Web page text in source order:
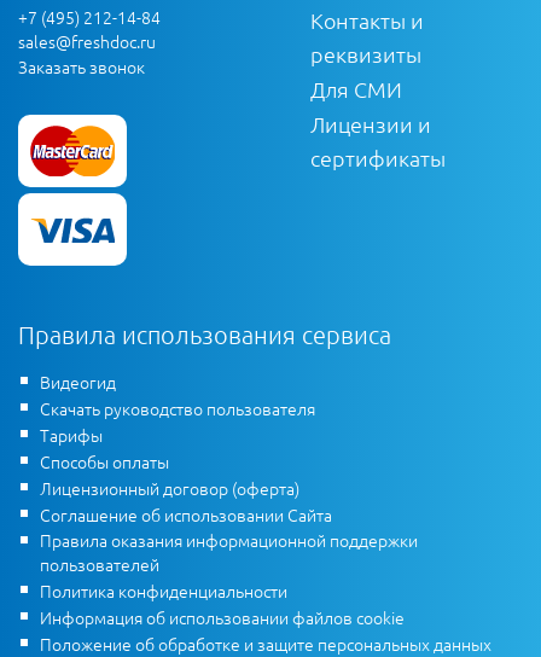
+7 (495) 212-14-84
sales@freshdoc.ru
Заказать звонок
Контакты и
реквизиты
Для СМИ
Лицензии и
сертификаты
Правила использования сервиса
Видеогид
Скачать руководство пользователя
Тарифы
Способы оплаты
Лицензионный договор (оферта)
Соглашение об использовании Сайта
Правила оказания информационной поддержки
пользователей
Политика конфиденциальности
Информация об использовании файлов cookie
Положение об обработке и защите персональных данных